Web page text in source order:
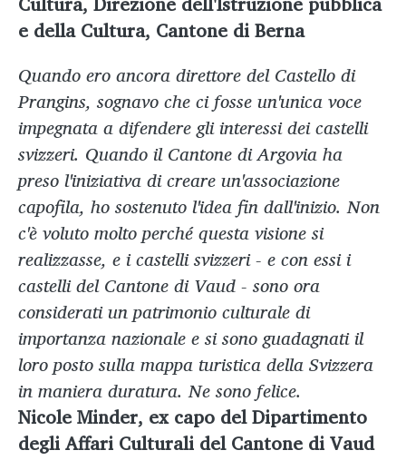
e della Cultura, Cantone di Berna
Quando ero ancora direttore del Castello di
Prangins, sognavo che ci fosse un'unica voce
impegnata a difendere gli interessi dei castelli
svizzeri. Quando il Cantone di Argovia ha
preso l'iniziativa di creare un'associazione
capofila, ho sostenuto l'idea fin dall'inizio. Non
c'è voluto molto perché questa visione si
realizzasse, e i castelli svizzeri - e con essi i
castelli del Cantone di Vaud - sono ora
considerati un patrimonio culturale di
importanza nazionale e si sono guadagnati il
loro posto sulla mappa turistica della Svizzera
in maniera duratura. Ne sono felice.
Nicole Minder, ex capo del Dipartimento
degli Affari Culturali del Cantone di Vaud